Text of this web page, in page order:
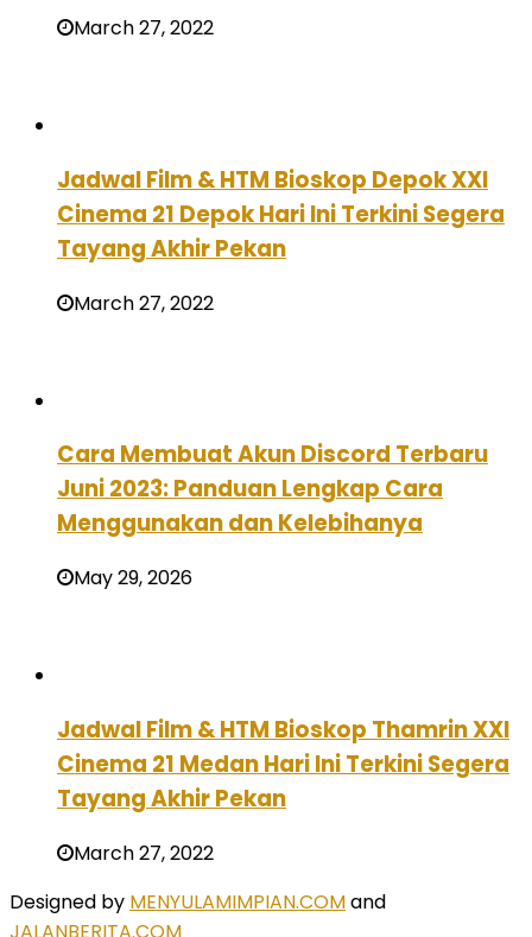
March 27, 2022
Jadwal Film & HTM Bioskop Depok XXI
Cinema 21 Depok Hari Ini Terkini Segera
Tayang Akhir Pekan
March 27, 2022
Cara Membuat Akun Discord Terbaru
Juni 2023: Panduan Lengkap Cara
Menggunakan dan Kelebihanya
May 29, 2026
Jadwal Film & HTM Bioskop Thamrin XXI
Cinema 21 Medan Hari Ini Terkini Segera
Tayang Akhir Pekan
March 27, 2022
Designed by MENYULAMIMPIAN.COMand
JALANBERITA.COM